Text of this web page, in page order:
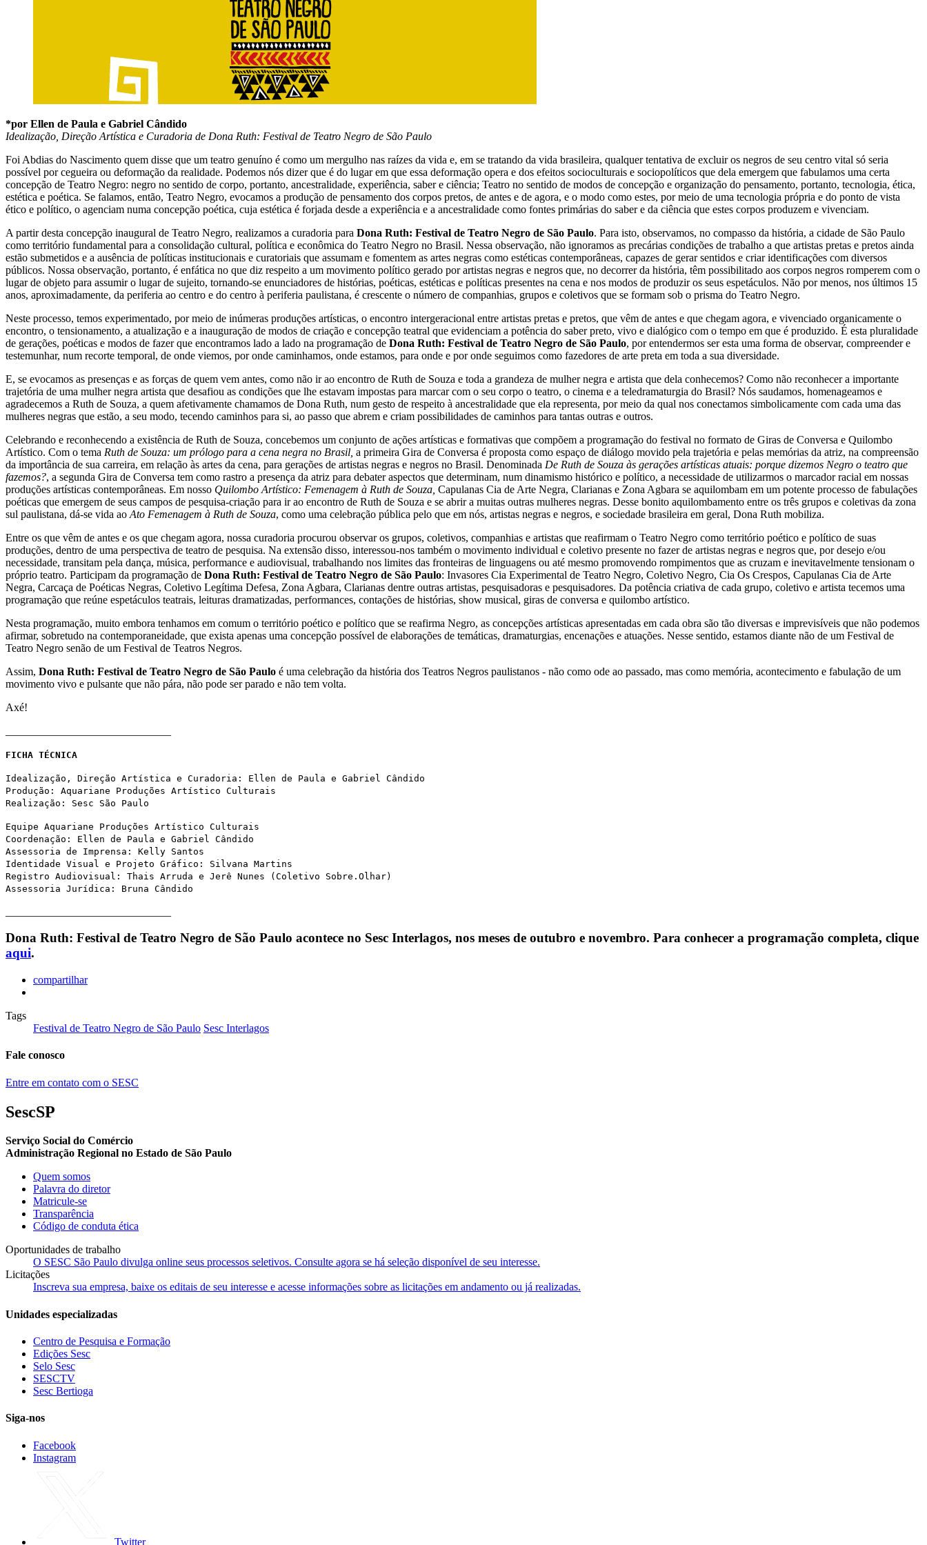
*por Ellen de Paula e Gabriel Cândido
Idealização, Direção Artística e Curadoria de Dona Ruth: Festival de Teatro Negro de São Paulo
Foi Abdias do Nascimento quem disse que um teatro genuíno é como um mergulho nas raízes da vida e, em se tratando da vida brasileira, qualquer tentativa de excluir os negros de seu centro vital só seria
possível por cegueira ou deformação da realidade. Podemos nós dizer que é do lugar em que essa deformação opera e dos efeitos socioculturais e sociopolíticos que dela emergem que fabulamos uma certa
concepção de Teatro Negro: negro no sentido de corpo, portanto, ancestralidade, experiência, saber e ciência; Teatro no sentido de modos de concepção e organização do pensamento, portanto, tecnologia, ética,
estética e poética. Se falamos, então, Teatro Negro, evocamos a produção de pensamento dos corpos pretos, de antes e de agora, e o modo como estes, por meio de uma tecnologia própria e do ponto de vista
ético e político, o agenciam numa concepção poética, cuja estética é forjada desde a experiência e a ancestralidade como fontes primárias do saber e da ciência que estes corpos produzem e vivenciam.
A partir desta concepção inaugural de Teatro Negro, realizamos a curadoria para Dona Ruth: Festival de Teatro Negro de São Paulo. Para isto, observamos, no compasso da história, a cidade de São Paulo
como território fundamental para a consolidação cultural, política e econômica do Teatro Negro no Brasil. Nessa observação, não ignoramos as precárias condições de trabalho a que artistas pretas e pretos ainda
estão submetidos e a ausência de políticas institucionais e curatoriais que assumam e fomentem as artes negras como estéticas contemporâneas, capazes de gerar sentidos e criar identificações com diversos
públicos. Nossa observação, portanto, é enfática no que diz respeito a um movimento político gerado por artistas negras e negros que, no decorrer da história, têm possibilitado aos corpos negros romperem com o
lugar de objeto para assumir o lugar de sujeito, tornando-se enunciadores de histórias, poéticas, estéticas e políticas presentes na cena e nos modos de produzir os seus espetáculos. Não por menos, nos últimos 15
anos, aproximadamente, da periferia ao centro e do centro à periferia paulistana, é crescente o número de companhias, grupos e coletivos que se formam sob o prisma do Teatro Negro.
Neste processo, temos experimentado, por meio de inúmeras produções artísticas, o encontro intergeracional entre artistas pretas e pretos, que vêm de antes e que chegam agora, e vivenciado organicamente o
encontro, o tensionamento, a atualização e a inauguração de modos de criação e concepção teatral que evidenciam a potência do saber preto, vivo e dialógico com o tempo em que é produzido. É esta pluralidade
de gerações, poéticas e modos de fazer que encontramos lado a lado na programação de Dona Ruth: Festival de Teatro Negro de São Paulo, por entendermos ser esta uma forma de observar, compreender e
testemunhar, num recorte temporal, de onde viemos, por onde caminhamos, onde estamos, para onde e por onde seguimos como fazedores de arte preta em toda a sua diversidade.
E, se evocamos as presenças e as forças de quem vem antes, como não ir ao encontro de Ruth de Souza e toda a grandeza de mulher negra e artista que dela conhecemos? Como não reconhecer a importante
trajetória de uma mulher negra artista que desafiou as condições que lhe estavam impostas para marcar com o seu corpo o teatro, o cinema e a teledramaturgia do Brasil? Nós saudamos, homenageamos e
agradecemos a Ruth de Souza, a quem afetivamente chamamos de Dona Ruth, num gesto de respeito à ancestralidade que ela representa, por meio da qual nos conectamos simbolicamente com cada uma das
mulheres negras que estão, a seu modo, tecendo caminhos para si, ao passo que abrem e criam possibilidades de caminhos para tantas outras e outros.
Celebrando e reconhecendo a existência de Ruth de Souza, concebemos um conjunto de ações artísticas e formativas que compõem a programação do festival no formato de Giras de Conversa e Quilombo
Artístico. Com o tema Ruth de Souza: um prólogo para a cena negra no Brasil, a primeira Gira de Conversa é proposta como espaço de diálogo movido pela trajetória e pelas memórias da atriz, na compreensão
da importância de sua carreira, em relação às artes da cena, para gerações de artistas negras e negros no Brasil. Denominada De Ruth de Souza às gerações artísticas atuais: porque dizemos Negro o teatro que
fazemos?, a segunda Gira de Conversa tem como rastro a presença da atriz para debater aspectos que determinam, num dinamismo histórico e político, a necessidade de utilizarmos o marcador racial em nossas
produções artísticas contemporâneas. Em nosso Quilombo Artístico: Femenagem à Ruth de Souza, Capulanas Cia de Arte Negra, Clarianas e Zona Agbara se aquilombam em um potente processo de fabulações
poéticas que emergem de seus campos de pesquisa-criação para ir ao encontro de Ruth de Souza e se abrir a muitas outras mulheres negras. Desse bonito aquilombamento entre os três grupos e coletivas da zona
sul paulistana, dá-se vida ao Ato Femenagem à Ruth de Souza, como uma celebração pública pelo que em nós, artistas negras e negros, e sociedade brasileira em geral, Dona Ruth mobiliza.
Entre os que vêm de antes e os que chegam agora, nossa curadoria procurou observar os grupos, coletivos, companhias e artistas que reafirmam o Teatro Negro como território poético e político de suas
produções, dentro de uma perspectiva de teatro de pesquisa. Na extensão disso, interessou-nos também o movimento individual e coletivo presente no fazer de artistas negras e negros que, por desejo e/ou
necessidade, transitam pela dança, música, performance e audiovisual, trabalhando nos limites das fronteiras de linguagens ou até mesmo promovendo rompimentos que as cruzam e inevitavelmente tensionam o
próprio teatro. Participam da programação de Dona Ruth: Festival de Teatro Negro de São Paulo: Invasores Cia Experimental de Teatro Negro, Coletivo Negro, Cia Os Crespos, Capulanas Cia de Arte
Negra, Carcaça de Poéticas Negras, Coletivo Legítima Defesa, Zona Agbara, Clarianas dentre outras artistas, pesquisadoras e pesquisadores. Da potência criativa de cada grupo, coletivo e artista tecemos uma
programação que reúne espetáculos teatrais, leituras dramatizadas, performances, contações de histórias, show musical, giras de conversa e quilombo artístico.
Nesta programação, muito embora tenhamos em comum o território poético e político que se reafirma Negro, as concepções artísticas apresentadas em cada obra são tão diversas e imprevisíveis que não podemos
afirmar, sobretudo na contemporaneidade, que exista apenas uma concepção possível de elaborações de temáticas, dramaturgias, encenações e atuações. Nesse sentido, estamos diante não de um Festival de
Teatro Negro senão de um Festival de Teatros Negros.
Assim, Dona Ruth: Festival de Teatro Negro de São Paulo é uma celebração da história dos Teatros Negros paulistanos - não como ode ao passado, mas como memória, acontecimento e fabulação de um
movimento vivo e pulsante que não pára, não pode ser parado e não tem volta.
Axé!
FICHA TÉCNICA
Idealização, Direção Artística e Curadoria: Ellen de Paula e Gabriel Cândido
Produção: Aquariane Produções Artístico Culturais
Realização: Sesc São Paulo
Equipe Aquariane Produções Artístico Culturais
Coordenação: Ellen de Paula e Gabriel Cândido
Assessoria de Imprensa: Kelly Santos
Identidade Visual e Projeto Gráfico: Silvana Martins
Registro Audiovisual: Thais Arruda e Jerê Nunes (Coletivo Sobre.Olhar)
Assessoria Jurídica: Bruna Cândido
Dona Ruth: Festival de Teatro Negro de São Paulo acontece no Sesc Interlagos, nos meses de outubro e novembro. Para conhecer a programação completa, clique
aqui.
compartilhar
Tags
Festival de Teatro Negro de São Paulo Sesc Interlagos
Fale conosco
Entre em contato com o SESC
SescSP
Serviço Social do Comércio
Administração Regional no Estado de São Paulo
Quem somos
Palavra do diretor
Matricule-se
Transparência
Código de conduta ética
Oportunidades de trabalho
O SESC São Paulo divulga online seus processos seletivos. Consulte agora se há seleção disponível de seu interesse.
Licitações
Inscreva sua empresa, baixe os editais de seu interesse e acesse informações sobre as licitações em andamento ou já realizadas.
Unidades especializadas
Centro de Pesquisa e Formação
Edições Sesc
Selo Sesc
SESCTV
Sesc Bertioga
Siga-nos
Facebook
Instagram
Twitter